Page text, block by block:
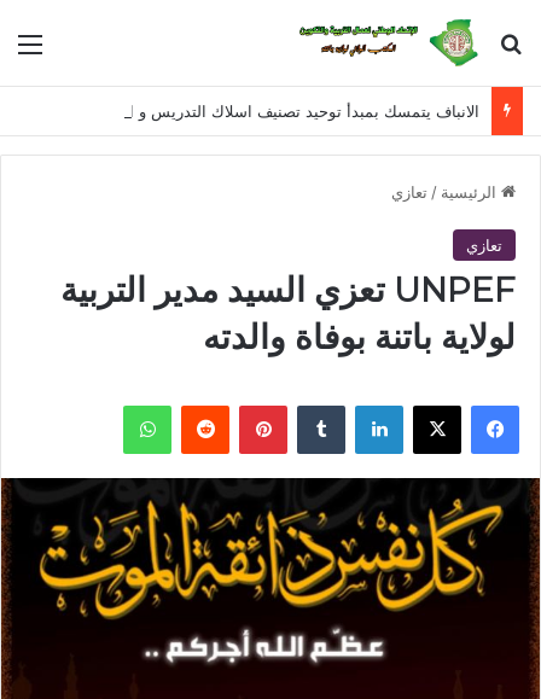
بحث عن
الرئيسية /تعازي
تعازي
UNPEF تعزي السيد مدير التربية
لولاية باتنة بوفاة والدته
فيسبوك لينكدإن بينتيريست